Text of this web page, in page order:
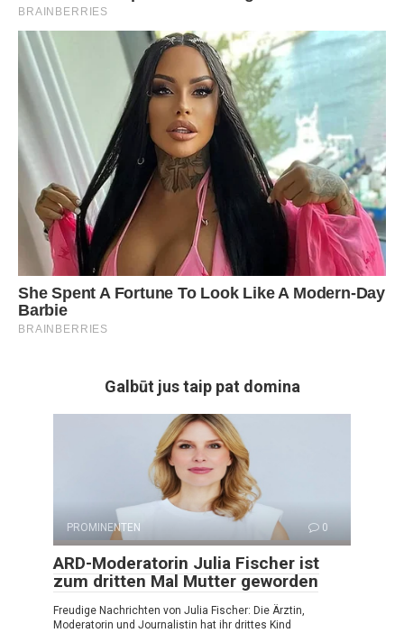
Galbūt jus taip pat domina
PROMINENTEN 0
ARD-Moderatorin Julia Fischer ist
zum dritten Mal Mutter geworden
Freudige Nachrichten von Julia Fischer: Die Ärztin,
Moderatorin und Journalistin hat ihr drittes Kind